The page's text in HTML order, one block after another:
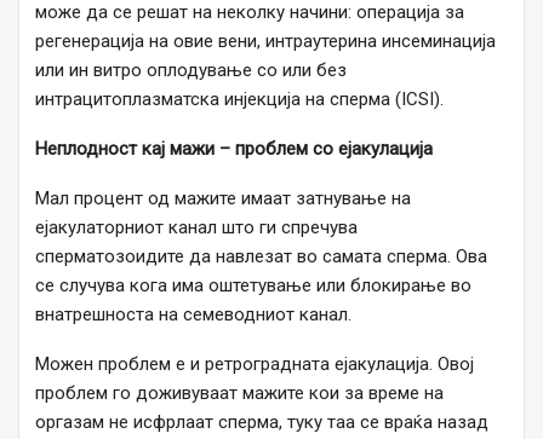
може да се решат на неколку начини: операција за
регенерација на овие вени, интраутерина инсеминација
или ин витро оплодување со или без
интрацитоплазматска инјекција на сперма (ICSI).
Неплодност кај мажи – проблем со ејакулација
Мал процент од мажите имаат затнување на
ејакулаторниот канал што ги спречува
сперматозоидите да навлезат во самата сперма. Ова
се случува кога има оштетување или блокирање во
внатрешноста на семеводниот канал.
Можен проблем е и ретроградната ејакулација. Овој
проблем го доживуваат мажите кои за време на
оргазам не исфрлаат сперма, туку таа се враќа назад